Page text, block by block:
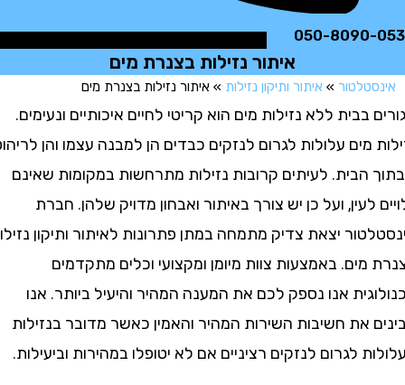
050-
איתור נזילות בצנרת מים
»איתור ותיקון נזילות »איתור נזילות בצנרת מים
ללא נזילות מים הוא קריטי לחיים איכותיים ונעימים.
מים עלולות לגרום לנזקים כבדים הן למבנה עצמו והן לריהוט
לעיתים קרובות נזילות מתרחשות במקומות שאינם
לעין, ועל כן יש צורך באיתור ואבחון מדויק שלהן. חברת
יצאת צדיק מתמחה במתן פתרונות לאיתור ותיקון נזילות
באמצעות צוות מיומן ומקצועי וכלים מתקדמים
אנו נספק לכם את המענה המהיר והיעיל ביותר. אנו
את חשיבות השירות המהיר והאמין כאשר מדובר בנזילות
לגרום לנזקים רציניים אם לא יטופלו במהירות וביעילות.